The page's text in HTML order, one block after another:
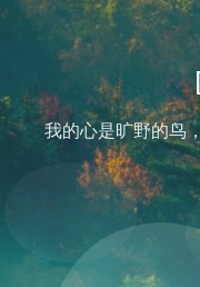
我的心是旷野的鸟